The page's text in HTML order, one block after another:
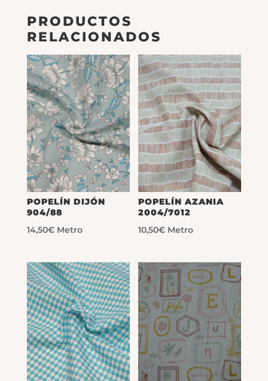
PRODUCTOS
RELACIONADOS
POPELÍN DIJÓN
904/88
14,50€ Metro
POPELÍN AZANIA
2004/7012
10,50€ Metro